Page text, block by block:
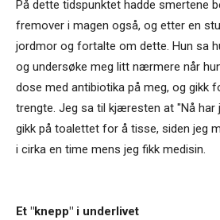
På dette tidspunktet hadde smertene
fremover i magen også, og etter en
jordmor og fortalte om dette. Hun sa
og undersøke meg litt nærmere når
dose med antibiotika på meg, og gikk
trengte. Jeg sa til kjæresten at "Nå har
gikk på toalettet for å tisse, siden jeg
i cirka en time mens jeg fikk medisin.
Et "knepp" i underlivet